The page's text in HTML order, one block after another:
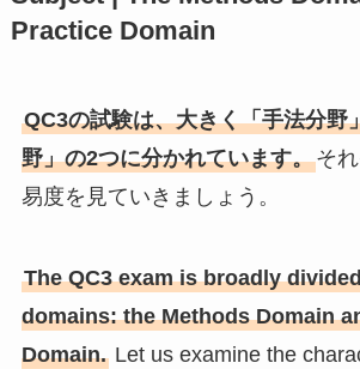
Practice Domain
QC3の試験は、大きく「手法分野
野」の2つに分かれています。そ
易度を見ていきましょう。
The QC3 exam is broadly
domains: the Methods Domain
Domain.Let us examine the